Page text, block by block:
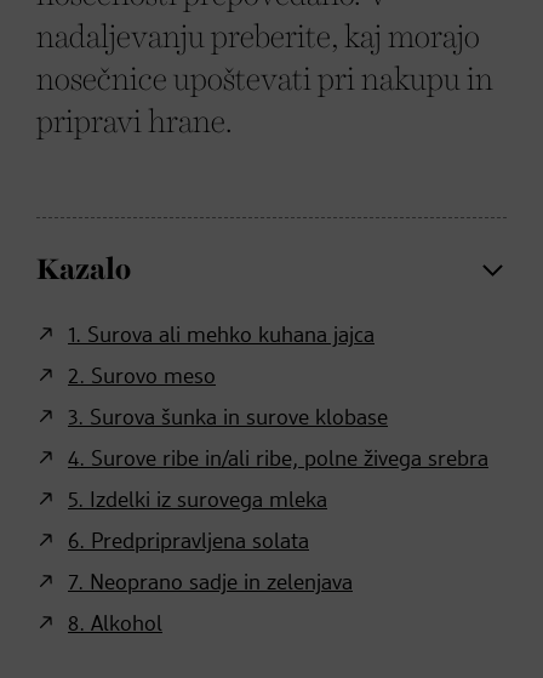
nadaljevanju preberite, kaj morajo
nosečnice upoštevati pri nakupu in
pripravi hrane.
Kazalo
1. Surova ali mehko kuhana jajca
2. Surovo meso
3. Surova šunka in surove klobase
4. Surove ribe in/ali ribe, polne živega srebra
5. Izdelki iz surovega mleka
6. Predpripravljena solata
7. Neoprano sadje in zelenjava
8. Alkohol